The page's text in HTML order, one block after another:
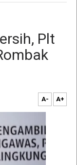
Plt
A- A+